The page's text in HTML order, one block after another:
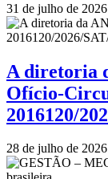
31 de julho de 2026
A diretoria
Ofício-
2016120/
28 de julho de 2026